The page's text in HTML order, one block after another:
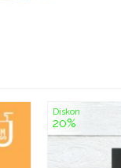
Diskon
20%